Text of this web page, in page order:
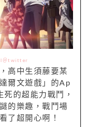
＠twitter
，高中生須藤要某
爾文遊戲」的Ap
的超能力戰鬥，
的樂趣，戰鬥場
了超開心啊！